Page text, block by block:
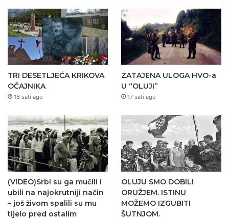
TRI DESETLJEĆA KRIKOVA
OČAJNIKA
16 sati ago
ZATAJENA ULOGA HVO-a
U “OLUJI”
17 sati ago
(VIDEO)Srbi su ga mučili i
ubili na najokrutniji način
– još živom spalili su mu
tijelo pred ostalim
OLUJU SMO DOBILI
ORUŽJEM. ISTINU
MOŽEMO IZGUBITI
ŠUTNJOM.